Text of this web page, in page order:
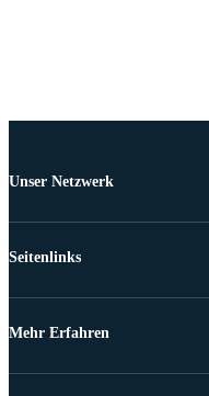
Unser Netzwerk
Seitenlinks
Mehr Erfahren